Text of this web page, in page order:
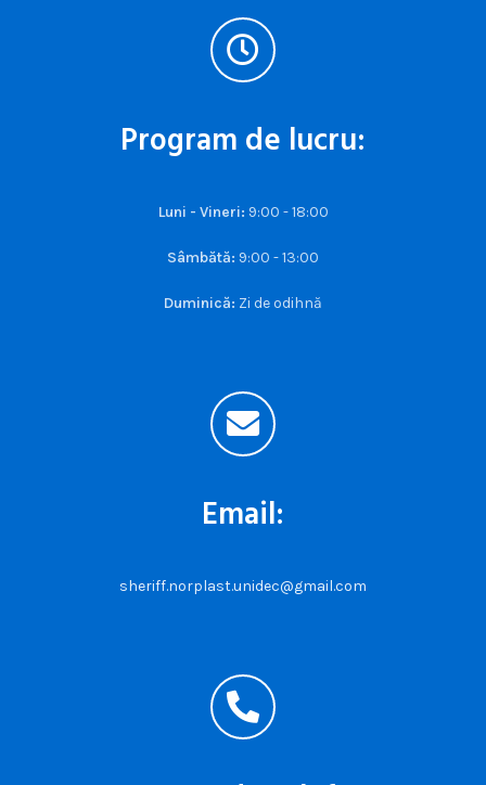
Program de lucru:
Luni - Vineri: 9:00 - 18:00
Sâmbătă: 9:00 - 13:00
Duminică: Zi de odihnă
Email:
sheriff.norplast.unidec@gmail.com